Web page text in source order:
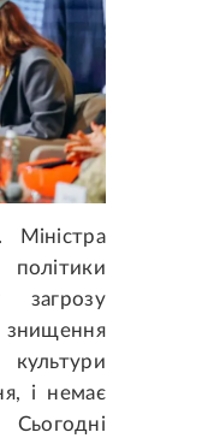
загрозу
і немає